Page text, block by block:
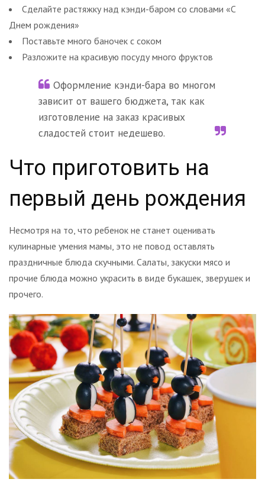
Сделайте растяжку над кэнди-баром со словами «С
Днем рождения»
Поставьте много баночек с соком
Разложите на красивую посуду много фруктов
Оформление кэнди-бара во многом
зависит от вашего бюджета, так как
изготовление на заказ красивых
сладостей стоит недешево.
Что приготовить на
первый день рождения
Несмотря на то, что ребенок не станет оценивать
кулинарные умения мамы, это не повод оставлять
праздничные блюда скучными. Салаты, закуски мясо и
прочие блюда можно украсить в виде букашек, зверушек и
прочего.